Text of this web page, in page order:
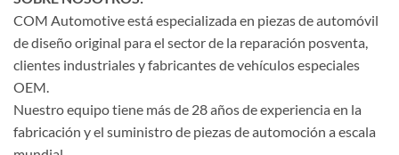
COM Automotive está especializada en piezas de automóvil
de diseño original para el sector de la reparación posventa,
clientes industriales y fabricantes de vehículos especiales
OEM.
Nuestro equipo tiene más de 28 años de experiencia en la
fabricación y el suministro de piezas de automoción a escala